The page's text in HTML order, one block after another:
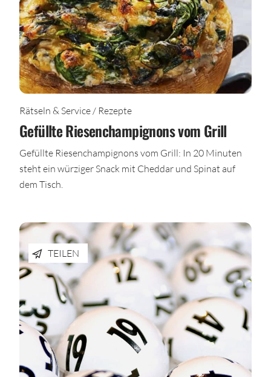
Rätseln & Service / Rezepte
Gefüllte Riesenchampignons vom Grill
Gefüllte Riesenchampignons vom Grill: In 20 Minuten
steht ein würziger Snack mit Cheddar und Spinat auf
dem Tisch.
TEILEN